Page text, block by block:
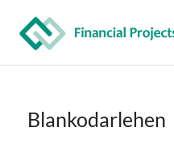
Blankodarlehen